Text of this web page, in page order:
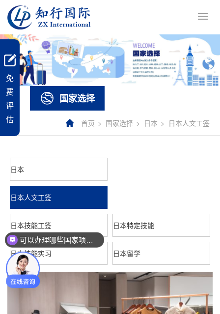
国家选择
首页 国家选择 日本 日本人文工签
日本
日本人文工签
日本技能工签 日本特定技能
日本技能实习 日本留学
免
费
评
估
这个项目如何收费？